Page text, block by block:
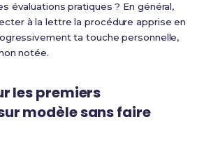
évaluations pratiques ? En général,
à la lettre la procédure apprise en
ta touche personnelle,
notée.
les premiers
modèle sans faire